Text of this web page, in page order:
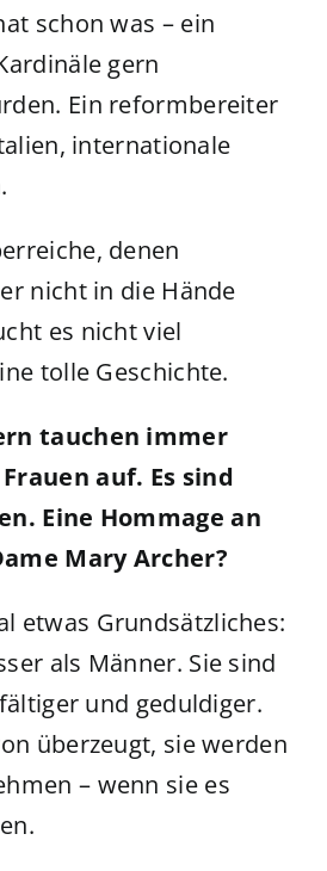
schon was – ein
gern
Ein reformbereiter
internationale
denen
nicht in die Hände
es nicht viel
tolle Geschichte.
tauchen immer
auf. Es sind
Eine Hommage an
Mary Archer?
etwas Grundsätzliches:
als Männer. Sie sind
und geduldiger.
überzeugt, sie werden
– wenn sie es